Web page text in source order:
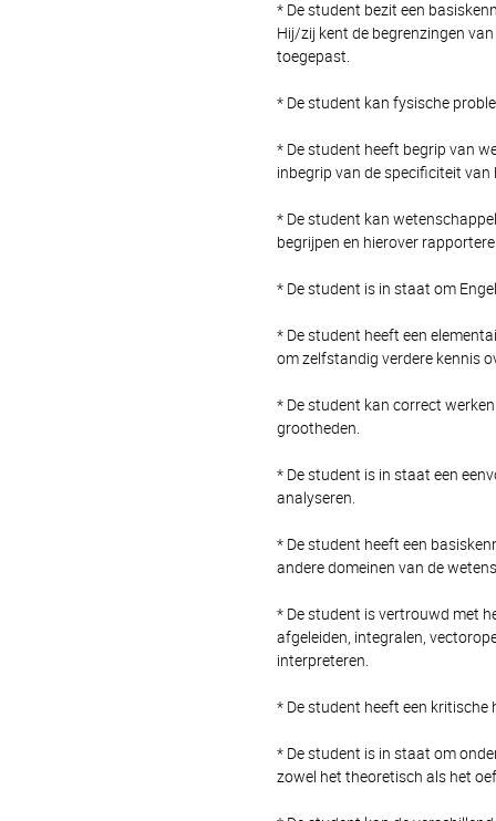
* De student bezit een
Hij/zij kent de begrenzingen
toegepast.
* De student kan fysische
* De student heeft begrip van
inbegrip van de specificiteit
* De student kan
begrijpen en hierover
* De student is in staat om
* De student heeft een
om zelfstandig verdere kennis
* De student kan correct
grootheden.
* De student is in staat een
analyseren.
* De student heeft een
andere domeinen van de
* De student is vertrouwd met
afgeleiden, integralen,
interpreteren.
* De student heeft een kritische
* De student is in staat om
zowel het theoretisch als het